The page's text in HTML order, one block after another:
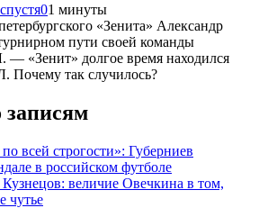
01 минуты
«Зенита» Александр
пути своей команды
— «Зенит» долгое время находился
Почему так случилось?
всей строгости»: Губерниев
в российском футболе
величие Овечкина в том,
чутье